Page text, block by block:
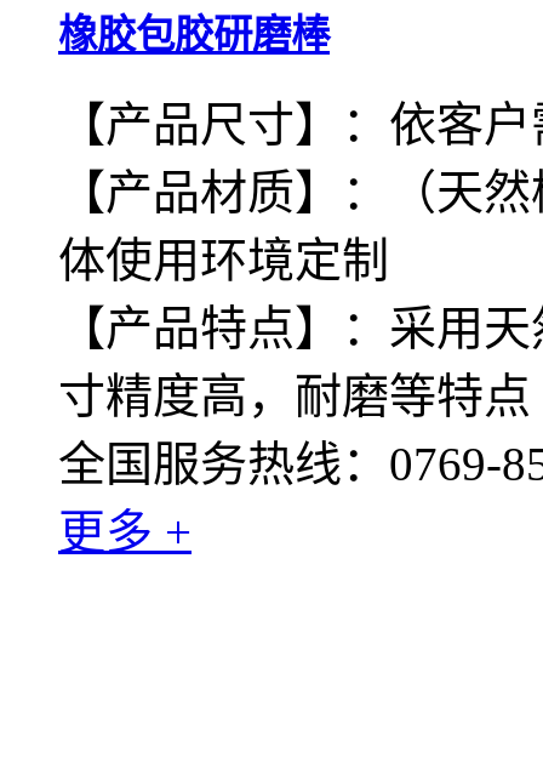
橡胶包胶研磨棒
【产品尺寸】：依客
【产品材质】：（天
体使用环境定制
【产品特点】：采用
寸精度高，耐磨等特点
全国服务热线：0769-
更多 +